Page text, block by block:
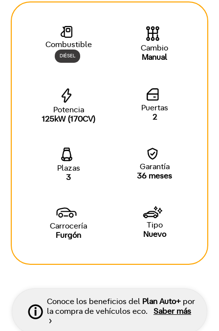
Combustible
DIÉSEL
Cambio
Manual
Potencia
125kW (170CV)
Puertas
2
Plazas
3
Garantía
36 meses
Carrocería
Furgón
Tipo
Nuevo
Conoce los beneficios del Plan Auto+ por
la compra de vehículos eco.
Saber más